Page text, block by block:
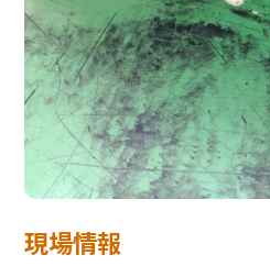
現場情報